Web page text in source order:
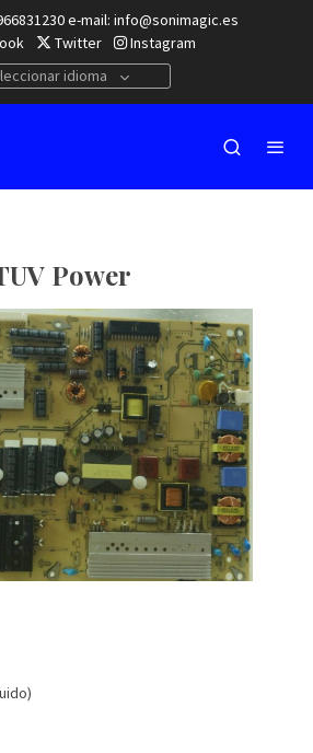
e-mail: info@sonimagic.es
Twitter
Instagram
idioma
Power